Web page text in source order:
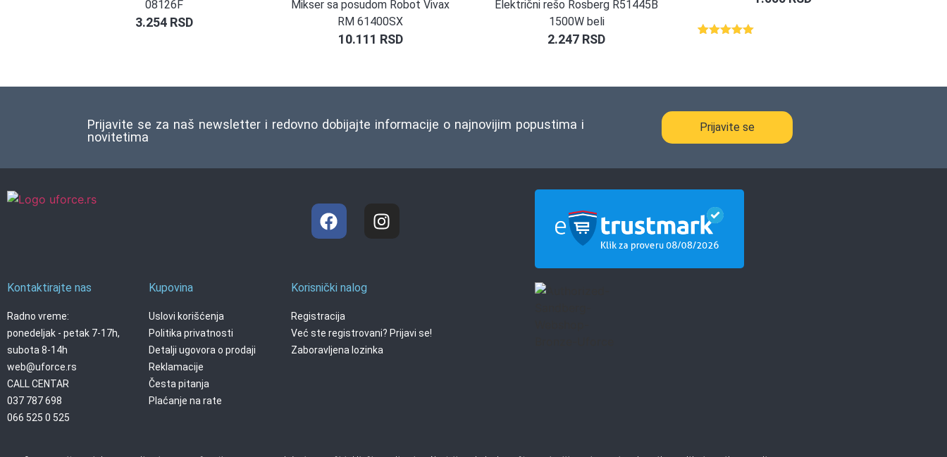
08126F
3.254 RSD
Mikser sa posudom Robot Vivax
RM 61400SX
10.111 RSD
Električni rešo Rosberg R51445B
1500W beli
2.247 RSD
kupca
Prijavite se za naš newsletter i redovno dobijajte informacije o najnovijim popustima i
novitetima
Prijavite se
Kontaktirajte nas
Radno vreme:
ponedeljak - petak 7-17h,
subota 8-14h
web@uforce.rs
CALL CENTAR
037 787 698
066 525 0 525
Kupovina
Uslovi korišćenja
Politika privatnosti
Detalji ugovora o prodaji
Reklamacije
Česta pitanja
Plaćanje na rate
Korisnički nalog
Registracija
Već ste registrovani? Prijavi se!
Zaboravljena lozinka